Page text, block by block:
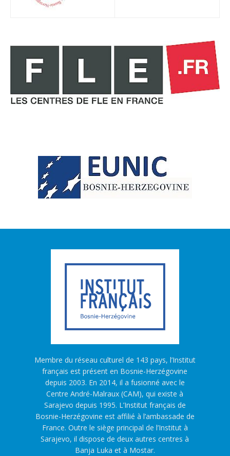
Membre du réseau culturel de 143 pays, l’Institut
français est présent en Bosnie-Herzégovine
depuis 2003. En 2014, il a fusionné avec le
Centre André-Malraux (CAM), qui existe à
Sarajevo depuis 1995. L’Institut français de
Bosnie-Herzégovine est affilié à l’ambassade de
France. Outre le siège principal de l’Institut à
Sarajevo, il dispose de deux autres centres à
Banja Luka et à Mostar.